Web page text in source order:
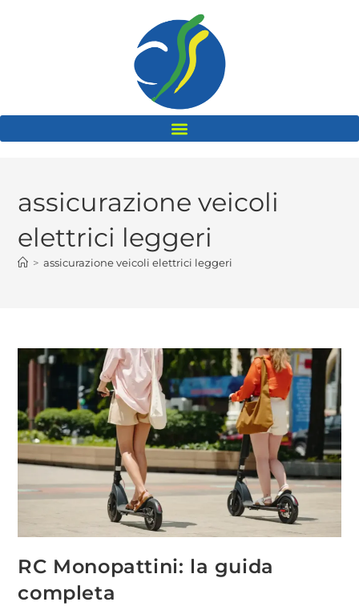
assicurazione veicoli
elettrici leggeri
> assicurazione veicoli elettrici leggeri
RC Monopattini: la guida
completa